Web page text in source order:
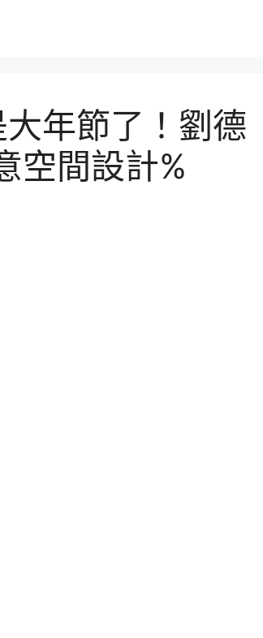
年節了！劉德
空間設計%